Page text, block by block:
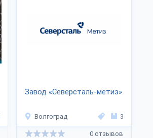
Завод «Северсталь-метиз»
Волгоград 3
0 отзывов